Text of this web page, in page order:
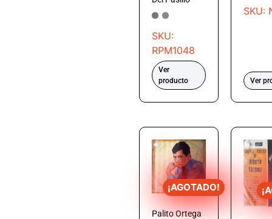
SKU:
RPM1048
Ver
producto
SKU:
Ver
¡AGOTADO!
Palito Ortega